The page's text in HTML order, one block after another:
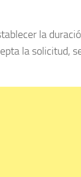
la
la solicitud,